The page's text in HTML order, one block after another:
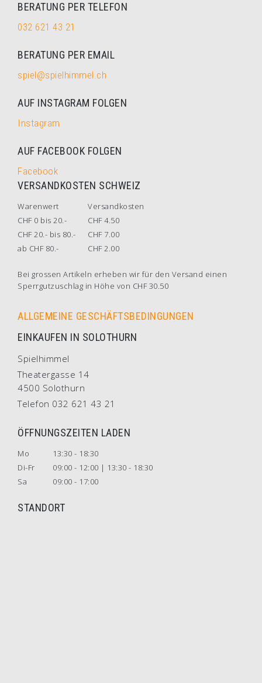
BERATUNG PER TELEFON
032 621 43 21
BERATUNG PER EMAIL
spiel@spielhimmel.ch
AUF INSTAGRAM FOLGEN
Instagram
AUF FACEBOOK FOLGEN
Facebook
VERSANDKOSTEN SCHWEIZ
Warenwert
Versandkosten
CHF 0 bis 20.-
CHF 4.50
CHF 20.- bis 80.-
CHF 7.00
ab CHF 80.-
CHF 2.00
Bei grossen Artikeln erheben wir für den Versand einen
Sperrgutzuschlag in Höhe von CHF 30.50
ALLGEMEINE GESCHÄFTSBEDINGUNGEN
EINKAUFEN IN SOLOTHURN
Spielhimmel
Theatergasse 14
4500 Solothurn
Telefon 032 621 43 21
ÖFFNUNGSZEITEN LADEN
Mo
13:30 - 18:30
Di-Fr
09:00 - 12:00 | 13:30 - 18:30
Sa
09:00 - 17:00
STANDORT